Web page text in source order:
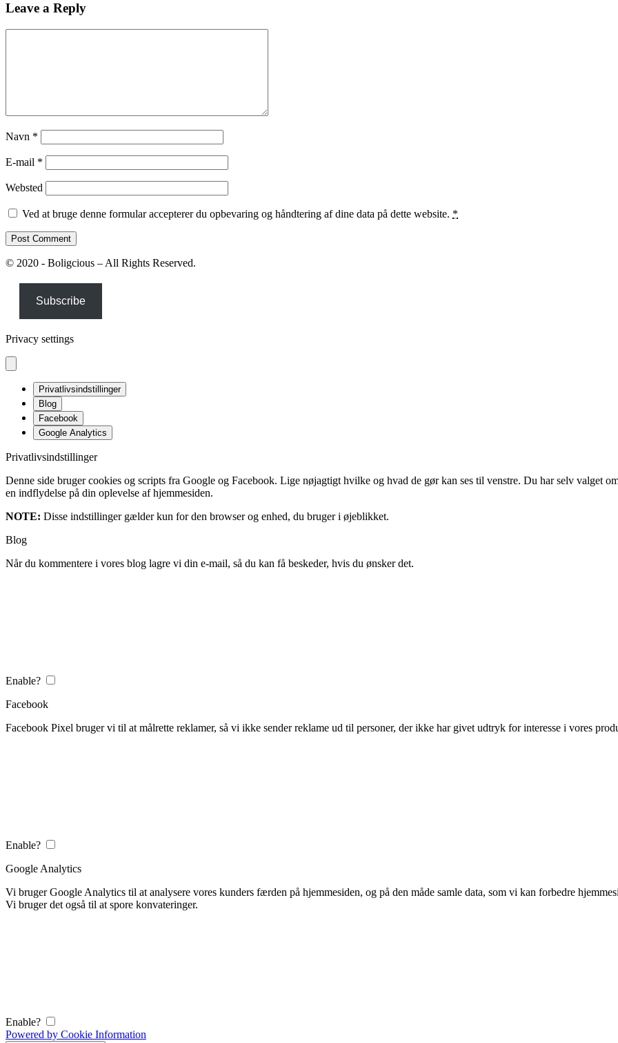
Leave a Reply
Navn *
E-mail *
Websted
Ved at bruge denne formular accepterer du opbevaring og håndtering af dine data på dette website. *
© 2020 - Boligcious – All Rights Reserved.
Subscribe
Privacy settings
Privatlivsindstillinger
Blog
Facebook
Google Analytics
Privatlivsindstillinger
Denne side bruger cookies og scripts fra Google og Facebook. Lige nøjagtigt hvilke og hvad de gør kan ses til venstre. Du har selv valget
en indflydelse på din oplevelse af hjemmesiden.
NOTE: Disse indstillinger gælder kun for den browser og enhed, du bruger i øjeblikket.
Blog
Når du kommentere i vores blog lagre vi din e-mail, så du kan få beskeder, hvis du ønsker det.
Enable?
Facebook
Facebook Pixel bruger vi til at målrette reklamer, så vi ikke sender reklame ud til personer, der ikke har givet udtryk for interesse i vores
Enable?
Google Analytics
Vi bruger Google Analytics til at analysere vores kunders færden på hjemmesiden, og på den måde samle data, som vi kan forbedre
Vi bruger det også til at spore konvateringer.
Enable?
Powered by Cookie Information